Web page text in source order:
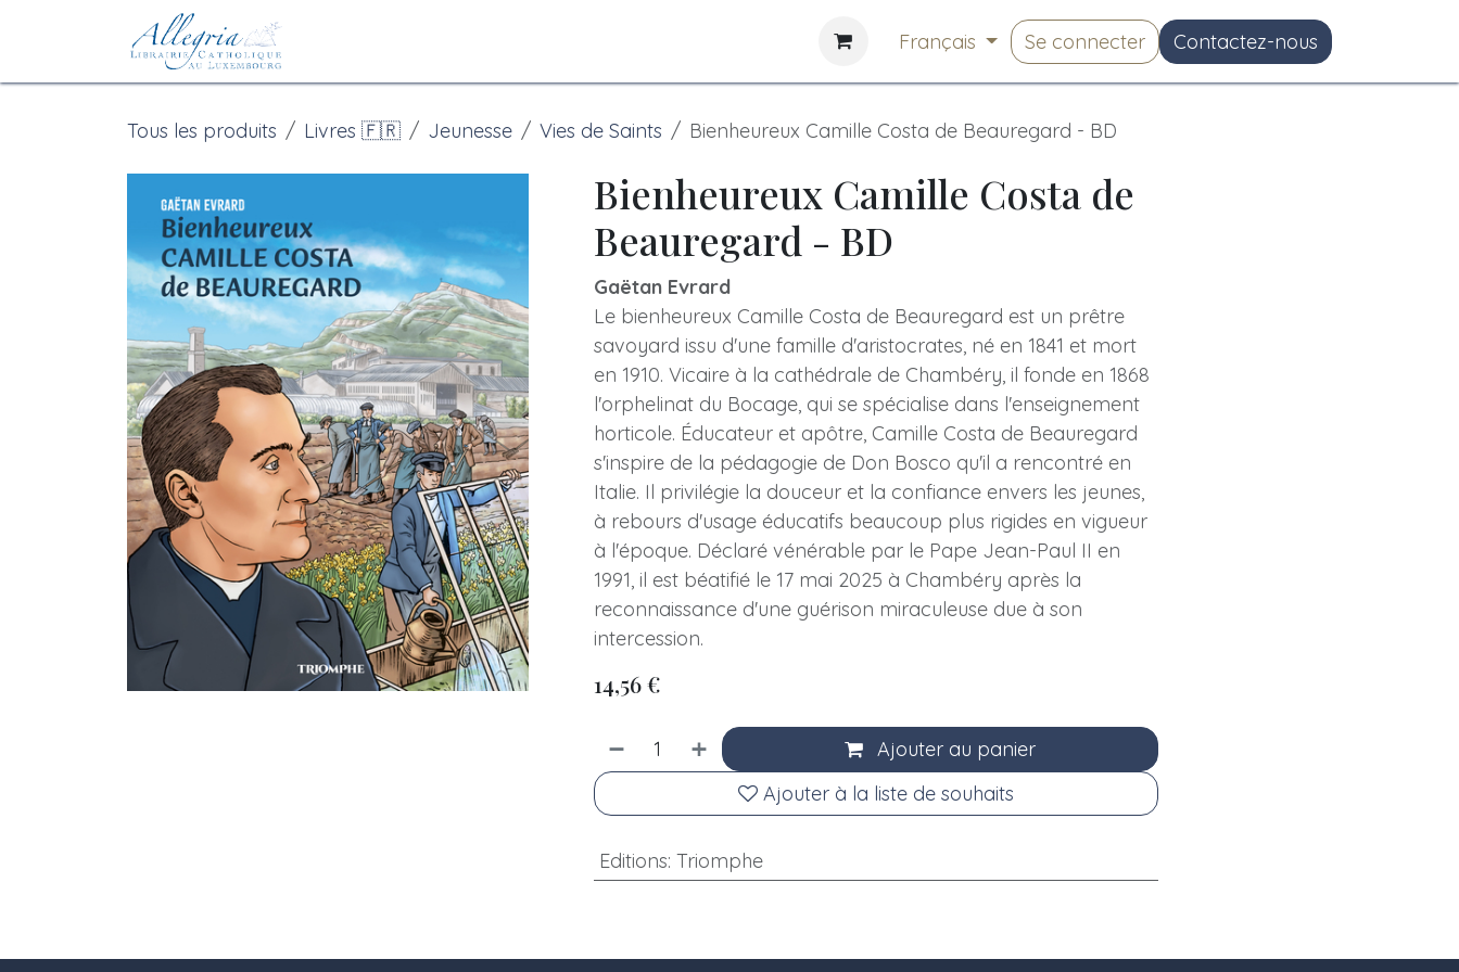
Se rendre au contenu
Français Se connecter Contactez-nous
Tous les produits Livres 🇫🇷 Jeunesse Vies de Saints Bienheureux Camille Costa de Beauregard - BD
Bienheureux Camille Costa de
Beauregard - BD
Gaëtan Evrard
Le bienheureux Camille Costa de Beauregard est un prêtre
savoyard issu d'une famille d'aristocrates, né en 1841 et mort
en 1910. Vicaire à la cathédrale de Chambéry, il fonde en 1868
l'orphelinat du Bocage, qui se spécialise dans l'enseignement
horticole. Éducateur et apôtre, Camille Costa de Beauregard
s'inspire de la pédagogie de Don Bosco qu'il a rencontré en
Italie. Il privilégie la douceur et la confiance envers les jeunes,
à rebours d'usage éducatifs beaucoup plus rigides en vigueur
à l'époque. Déclaré vénérable par le Pape Jean-Paul II en
1991, il est béatifié le 17 mai 2025 à Chambéry après la
reconnaissance d'une guérison miraculeuse due à son
intercession.
14,56€
Ajouter au panier
Ajouter à la liste de souhaits
Editions: Triomphe